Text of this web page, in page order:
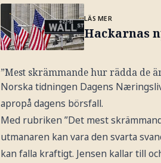
LÄS MER
Hackarnas
”Mest skrämmande hur rädda de
Norska tidningen Dagens
apropå dagens börsfall.
Med rubriken ”Det mest
utmanaren kan vara den svarta
kan falla kraftigt. Jensen kallar till